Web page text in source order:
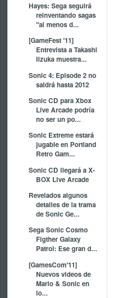
Hayes: Sega seguirá
reinventando sagas
"al menos d...
[GameFest '11]
Entrevista a Takashi
Iizuka muestra...
Sonic 4: Episode 2 no
saldrá hasta 2012
Sonic CD para Xbox
Live Arcade podría
no ser un po...
Sonic Extreme estará
jugable en Portland
Retro Gam...
Sonic CD llegará a X-
BOX Live Arcade
Revelados algunos
detalles de la trama
de Sonic Ge...
Sega Sonic Cosmo
Figther Galaxy
Patrol: Ese gran d...
[GamesCom'11]
Nuevos videos de
Mario & Sonic en
lo...